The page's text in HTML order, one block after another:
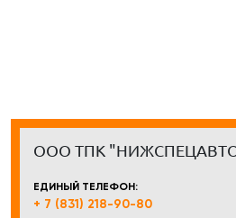
ООО ТПК
ЕДИНЫЙ ТЕЛЕФОН:
+ 7 (831) 218-90-80